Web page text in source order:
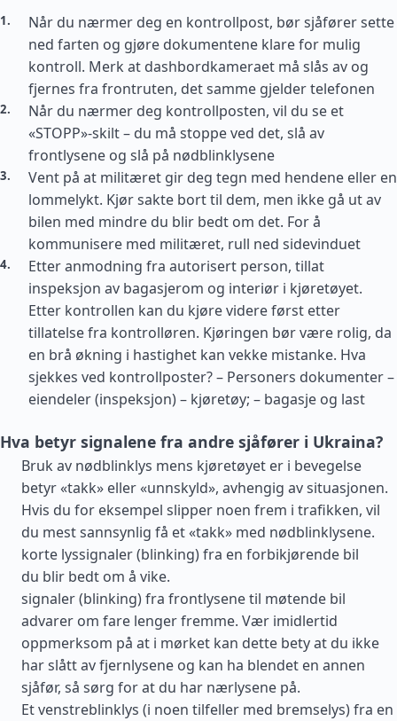
Når du nærmer deg en kontrollpost, bør sjåfører sette
ned farten og gjøre dokumentene klare for mulig
kontroll. Merk at dashbordkameraet må slås av og
fjernes fra frontruten, det samme gjelder telefonen
Når du nærmer deg kontrollposten, vil du se et
«STOPP»-skilt – du må stoppe ved det, slå av
frontlysene og slå på nødblinklysene
Vent på at militæret gir deg tegn med hendene eller en
lommelykt. Kjør sakte bort til dem, men ikke gå ut av
bilen med mindre du blir bedt om det. For å
kommunisere med militæret, rull ned sidevinduet
Etter anmodning fra autorisert person, tillat
inspeksjon av bagasjerom og interiør i kjøretøyet.
Etter kontrollen kan du kjøre videre først etter
tillatelse fra kontrolløren. Kjøringen bør være rolig, da
en brå økning i hastighet kan vekke mistanke. Hva
sjekkes ved kontrollposter? – Personers dokumenter –
eiendeler (inspeksjon) – kjøretøy; – bagasje og last
Hva betyr signalene fra andre sjåfører i Ukraina?
Bruk av nødblinklys mens kjøretøyet er i bevegelse
betyr «takk» eller «unnskyld», avhengig av situasjonen.
Hvis du for eksempel slipper noen frem i trafikken, vil
du mest sannsynlig få et «takk» med nødblinklysene.
korte lyssignaler (blinking) fra en forbikjørende bil
du blir bedt om å vike.
signaler (blinking) fra frontlysene til møtende bil
advarer om fare lenger fremme. Vær imidlertid
oppmerksom på at i mørket kan dette bety at du ikke
har slått av fjernlysene og kan ha blendet en annen
sjåfør, så sørg for at du har nærlysene på.
Et venstreblinklys (i noen tilfeller med bremselys) fra en